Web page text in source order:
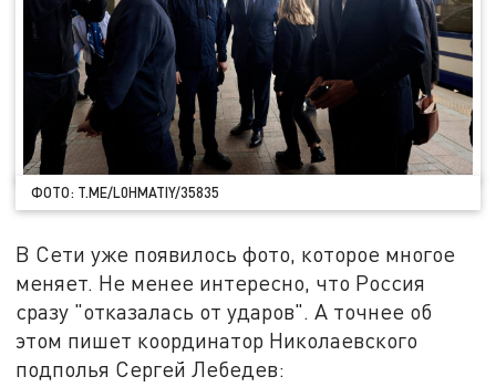
ФОТО: T.ME/L0HMATIY/35835
В Сети уже появилось фото, которое многое
меняет. Не менее интересно, что Россия
сразу "отказалась от ударов". А точнее об
этом пишет координатор Николаевского
подполья Сергей Лебедев: